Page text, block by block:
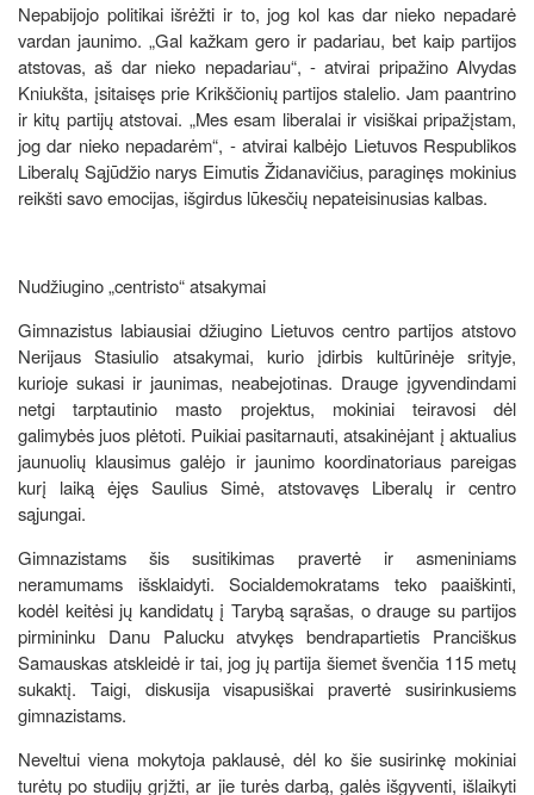
Nepabijojo politikai išrėžti ir to, jog kol kas dar nieko nepadarė
vardan jaunimo. „Gal kažkam gero ir padariau, bet kaip partijos
atstovas, aš dar nieko nepadariau“, - atvirai pripažino Alvydas
Kniukšta, įsitaisęs prie Krikščionių partijos stalelio. Jam paantrino
ir kitų partijų atstovai. „Mes esam liberalai ir visiškai pripažįstam,
jog dar nieko nepadarėm“, - atvirai kalbėjo Lietuvos Respublikos
Liberalų Sąjūdžio narys Eimutis Židanavičius, paraginęs mokinius
reikšti savo emocijas, išgirdus lūkesčių nepateisinusias kalbas.
Nudžiugino „centristo“ atsakymai
Gimnazistus labiausiai džiugino Lietuvos centro partijos atstovo
Nerijaus Stasiulio atsakymai, kurio įdirbis kultūrinėje srityje,
kurioje sukasi ir jaunimas, neabejotinas. Drauge įgyvendindami
netgi tarptautinio masto projektus, mokiniai teiravosi dėl
galimybės juos plėtoti. Puikiai pasitarnauti, atsakinėjant į aktualius
jaunuolių klausimus galėjo ir jaunimo koordinatoriaus pareigas
kurį laiką ėjęs Saulius Simė, atstovavęs Liberalų ir centro
sąjungai.
Gimnazistams šis susitikimas pravertė ir asmeniniams
neramumams išsklaidyti. Socialdemokratams teko paaiškinti,
kodėl keitėsi jų kandidatų į Tarybą sąrašas, o drauge su partijos
pirmininku Danu Palucku atvykęs bendrapartietis Pranciškus
Samauskas atskleidė ir tai, jog jų partija šiemet švenčia 115 metų
sukaktį. Taigi, diskusija visapusiškai pravertė susirinkusiems
gimnazistams.
Neveltui viena mokytoja paklausė, dėl ko šie susirinkę mokiniai
turėtų po studijų grįžti, ar jie turės darbą, galės išgyventi, išlaikyti